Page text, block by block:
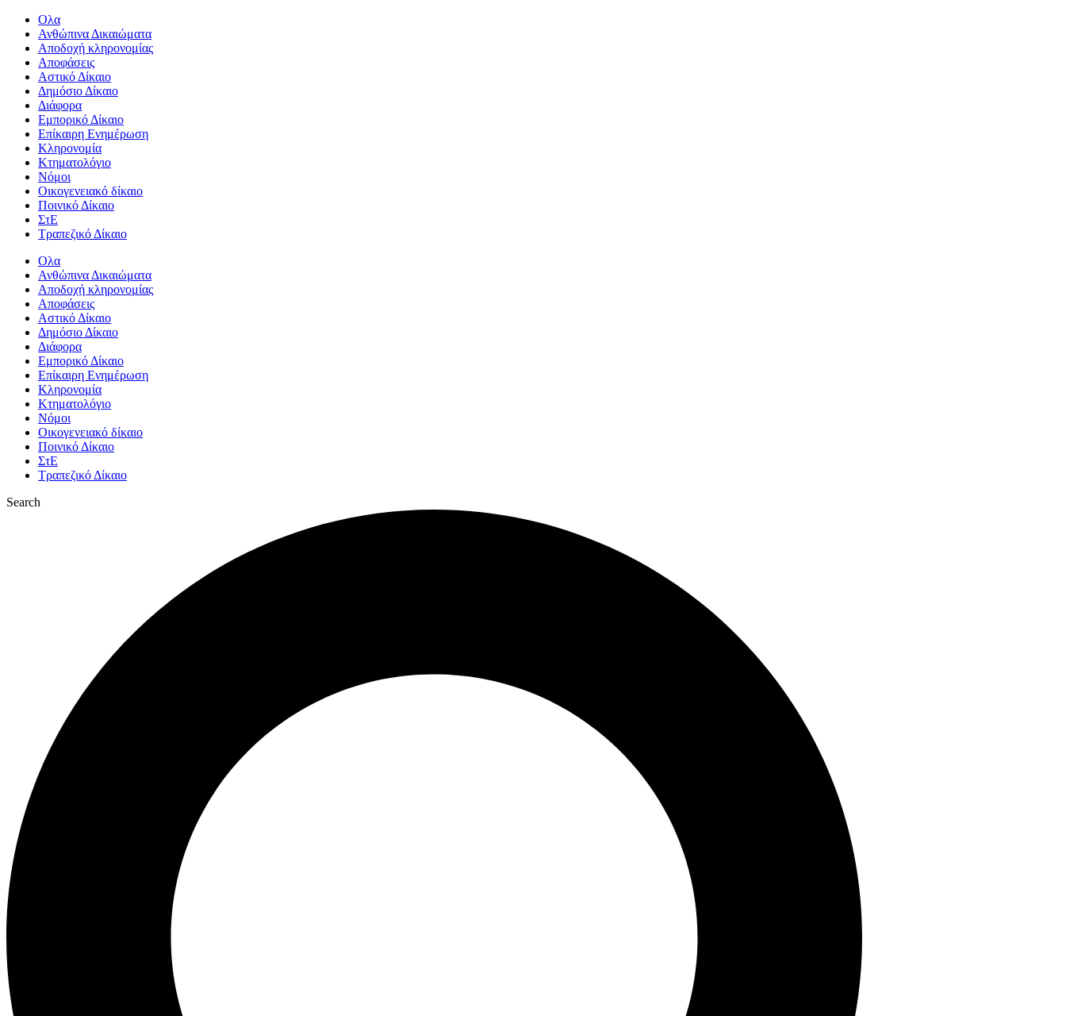
Ολα
Ανθώπινα Δικαιώματα
Aποδοχή κληρονομίας
Αποφάσεις
Αστικό Δίκαιο
Δημόσιο Δίκαιο
Διάφορα
Εμπορικό Δίκαιο
Επίκαιρη Ενημέρωση
Kληρονομία
Κτηματολόγιο
Νόμοι
Οικογενειακό δίκαιο
Ποινικό Δίκαιο
ΣτΕ
Τραπεζικό Δίκαιο
Ολα
Ανθώπινα Δικαιώματα
Aποδοχή κληρονομίας
Αποφάσεις
Αστικό Δίκαιο
Δημόσιο Δίκαιο
Διάφορα
Εμπορικό Δίκαιο
Επίκαιρη Ενημέρωση
Kληρονομία
Κτηματολόγιο
Νόμοι
Οικογενειακό δίκαιο
Ποινικό Δίκαιο
ΣτΕ
Τραπεζικό Δίκαιο
Search